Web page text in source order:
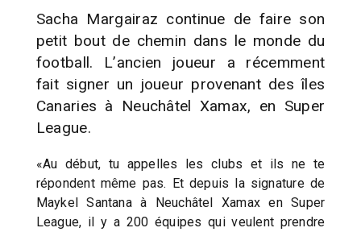
Sacha Margairaz continue de faire son
petit bout de chemin dans le monde du
football. L’ancien joueur a récemment
fait signer un joueur provenant des îles
Canaries à Neuchâtel Xamax, en Super
League.
«Au début, tu appelles les clubs et ils ne te
répondent même pas. Et depuis la signature de
Maykel Santana à Neuchâtel Xamax en Super
League, il y a 200 équipes qui veulent prendre